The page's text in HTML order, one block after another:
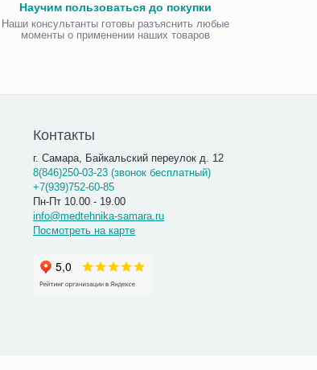
Научим пользоваться до покупки
Наши консультанты готовы разъяснить любые
моменты о применении наших товаров
Контакты
г. Самара, Байкальский переулок д. 12
8(846)250-03-23 (звонок бесплатный)
+7(939)752-60-85
Пн-Пт 10.00 - 19.00
info@medtehnika-samara.ru
Посмотреть на карте